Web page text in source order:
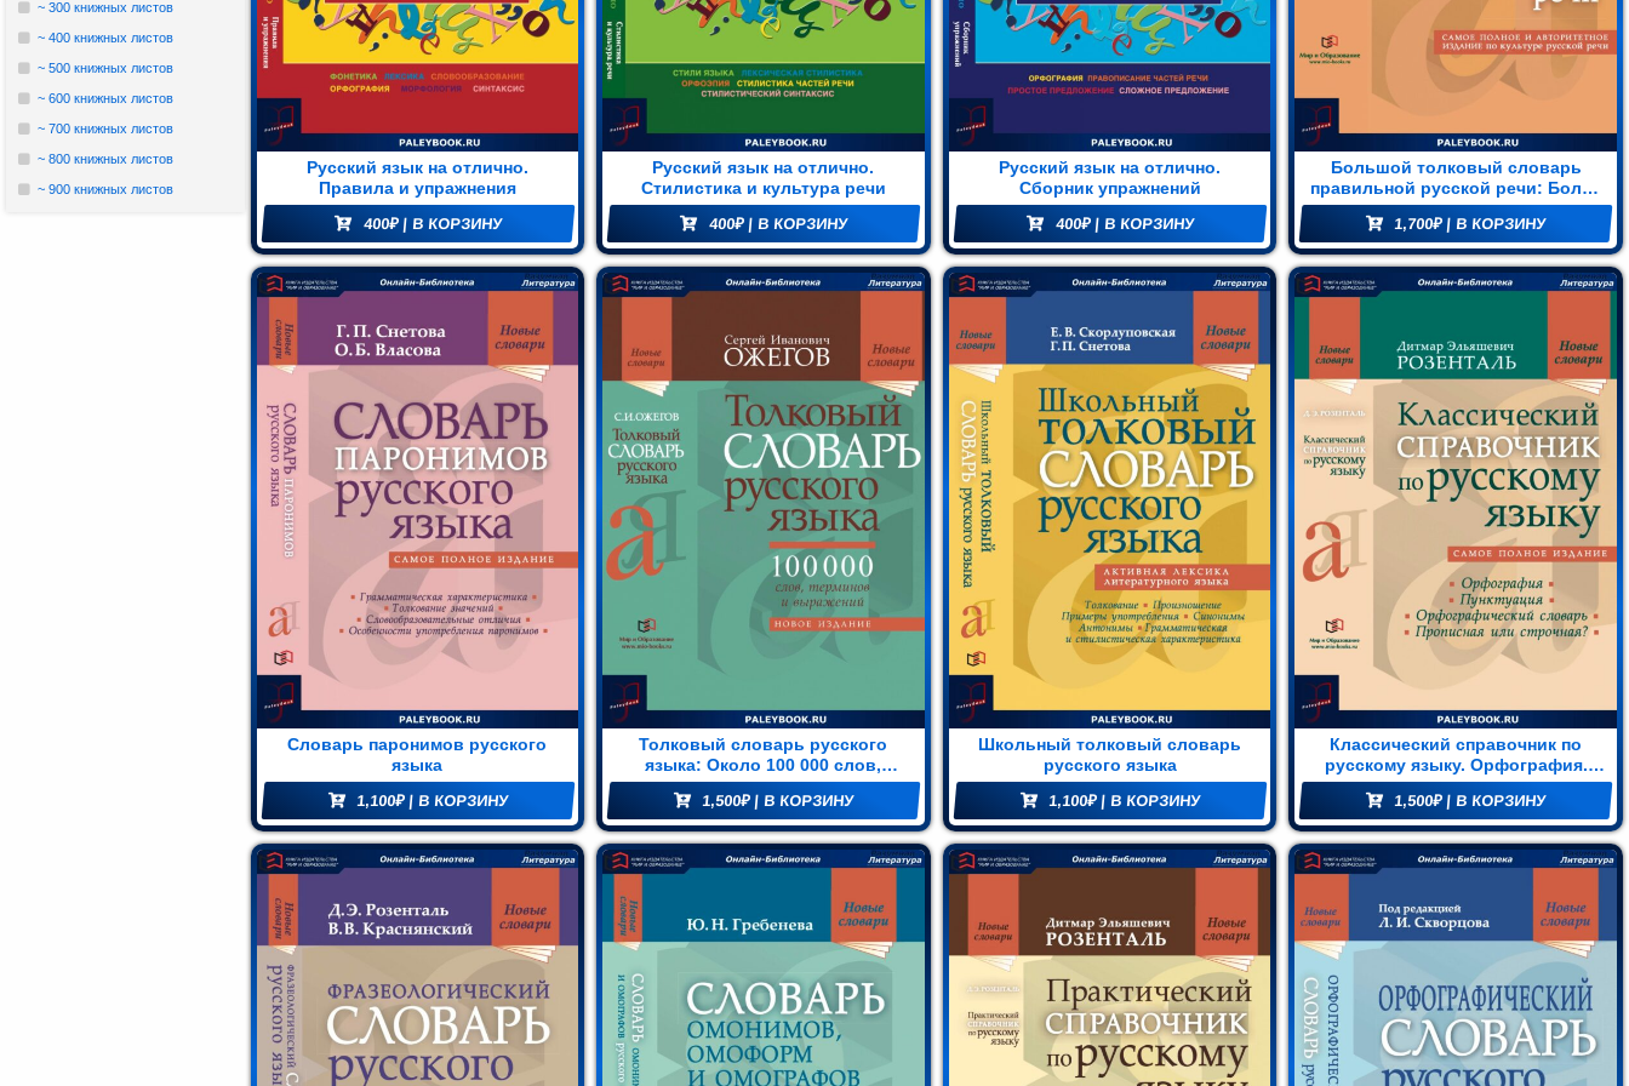
(1)
(1)
Роман
~ 300 книжных листов
~ 400 книжных листов
~ 500 книжных листов
~ 600 книжных листов
~ 700 книжных листов
~ 800 книжных листов
~ 900 книжных листов
Русский язык на отлично.
Правила и упражнения
400₽ | В КОРЗИНУ
Русский язык на отлично.
Стилистика и культура речи
400₽ | В КОРЗИНУ
Русский язык на отлично.
Сборник упражнений
400₽ | В КОРЗИНУ
Большой толковый словарь
правильной русской речи: Более
8000 слов и выражений
1,700₽ | В КОРЗИНУ
Словарь паронимов русского
языка
1,100₽ | В КОРЗИНУ
Толковый словарь русского
языка: Около 100 000 слов,
терминов и фразеологических
выражений
1,500₽ | В КОРЗИНУ
Школьный толковый словарь
русского языка
1,100₽ | В КОРЗИНУ
Классический справочник по
русскому языку. Орфография.
Пунктуация. Орфографический
словарь. Прописная или
строчная?
1,500₽ | В КОРЗИНУ